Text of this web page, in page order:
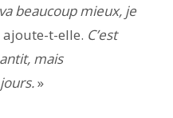
beaucoup mieux, je
ajoute-t-elle. C’est
mais
»